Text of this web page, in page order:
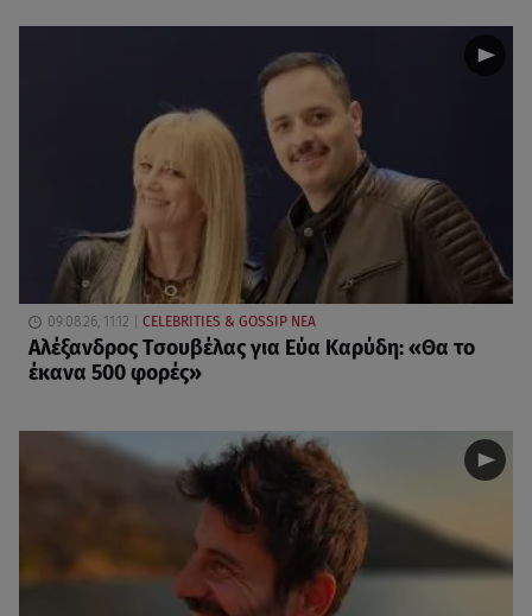
09.08.26, 11:12 CELEBRITIES & GOSSIP ΝΕΑ
Αλέξανδρος Τσουβέλας για Εύα Καρύδη: «Θα το
έκανα 500 φορές»